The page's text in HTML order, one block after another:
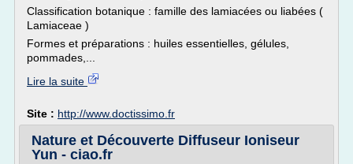
Classification botanique : famille des lamiacées ou liabées (
Lamiaceae )
Formes et préparations : huiles essentielles, gélules,
pommades,...
Lire la suite
Site : http://www.doctissimo.fr
Nature et Découverte Diffuseur Ioniseur
Yun - ciao.fr